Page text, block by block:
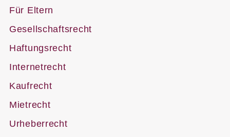
Für Eltern
Gesellschaftsrecht
Haftungsrecht
Internetrecht
Kaufrecht
Mietrecht
Urheberrecht